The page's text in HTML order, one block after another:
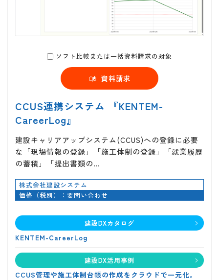
ソフト比較または一括資料請求の対象
資料請求
CCUS連携システム 『KENTEM-
CareerLog』
建設キャリアアップシステム(CCUS)への登録に必要
な「現場情報の登録」「施工体制の登録」「就業履歴
の蓄積」「提出書類の…
株式会社建設システム
価格（税別）：要問い合わせ
建設DXカタログ
KENTEM-CareerLog
建設DX活用事例
CCUS管理や施工体制台帳の作成をクラウドで一元化。